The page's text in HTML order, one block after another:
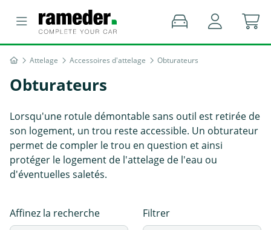
Attelage Accessoires d'attelage Obturateurs
Obturateurs
Lorsqu'une rotule démontable sans outil est retirée de
son logement, un trou reste accessible. Un obturateur
permet de compler le trou en question et ainsi
protéger le logement de l'attelage de l'eau ou
d'éventuelles saletés.
Affinez la recherche
Filtrer